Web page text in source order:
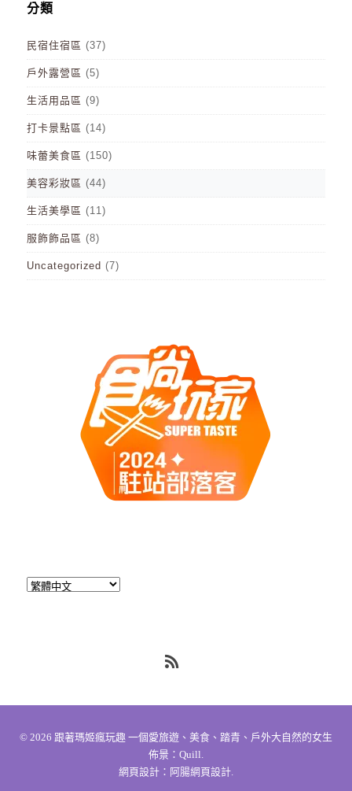
分類
民宿住宿區 (37)
戶外露營區 (5)
生活用品區 (9)
打卡景點區 (14)
味蕾美食區 (150)
美容彩妝區 (44)
生活美學區 (11)
服飾飾品區 (8)
Uncategorized (7)
© 2026 跟著瑪姬瘋玩趣 一個愛旅遊、美食、踏青、戶外大自然的女生
佈景： Quill
網頁設計： 阿腸網頁設計